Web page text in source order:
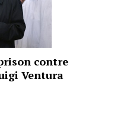
contre
Ventura